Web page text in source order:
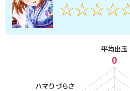
☆☆☆☆
0
平均出玉
ハマりづらさ